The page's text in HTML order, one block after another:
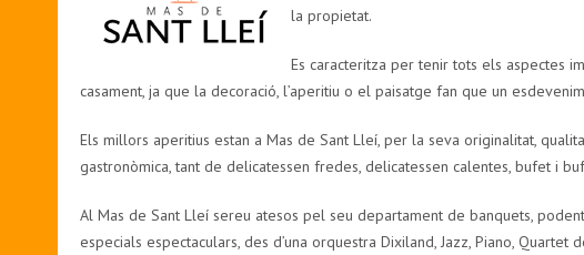
la propietat.
Es caracteritza per tenir tots els aspectes
casament, ja que la decoració, l’aperitiu o el paisatge fan que un
Els millors aperitius estan a Mas de Sant Lleí, per la seva originalitat,
gastronòmica, tant de delicatessen fredes, delicatessen calentes, bufet i
Al Mas de Sant Lleí sereu atesos pel seu departament de banquets,
especials espectaculars, des d’una orquestra Dixiland, Jazz, Piano, Quartet